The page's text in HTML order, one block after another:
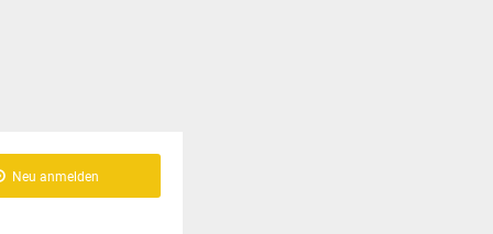
Neu anmelden